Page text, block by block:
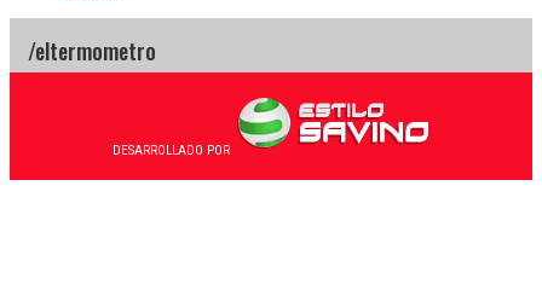
DESARROLLADO POR